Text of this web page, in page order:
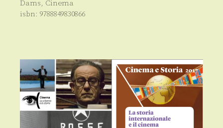
Dams, Cinema
isbn: 9788849830866